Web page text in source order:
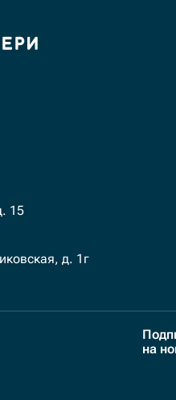
15
д. 1г
на